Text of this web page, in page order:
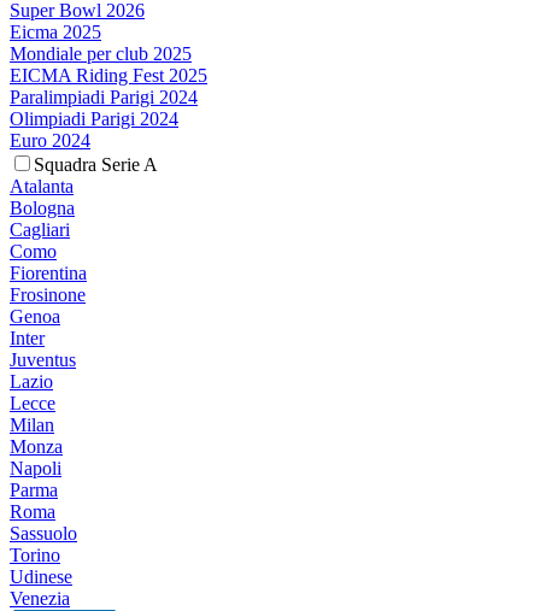
Super Bowl 2026
Eicma 2025
Mondiale per club 2025
EICMA Riding Fest 2025
Paralimpiadi Parigi 2024
Olimpiadi Parigi 2024
Euro 2024
Squadra Serie A
Atalanta
Bologna
Cagliari
Como
Fiorentina
Frosinone
Genoa
Inter
Juventus
Lazio
Lecce
Milan
Monza
Napoli
Parma
Roma
Sassuolo
Torino
Udinese
Venezia